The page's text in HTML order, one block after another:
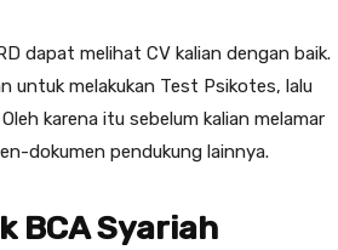
dapat melihat CV kalian dengan baik.
untuk melakukan Test Psikotes, lalu
karena itu sebelum kalian melamar
dokumen pendukung lainnya.
BCA Syariah